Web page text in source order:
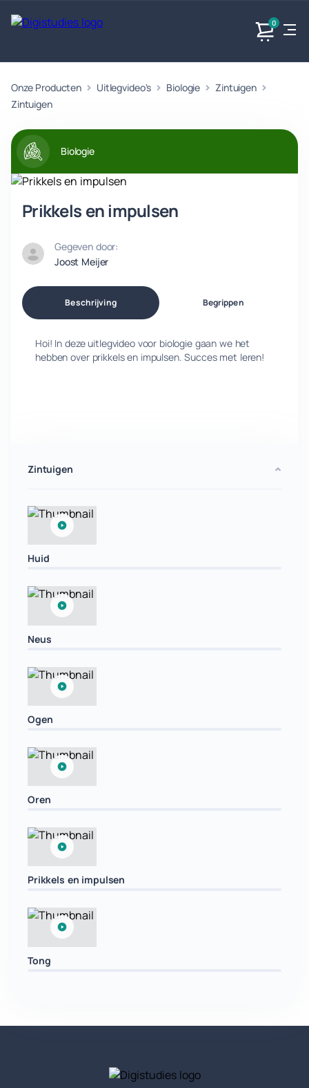
0
Exacte
vakken
Geen
vakken.
Taalvakken
vakken.
MaatschappijvakkenProducten
Onze Producten Uitlegvideo's Biologie
Zintuigen
Zintuigen
Biologie
Prikkels en impulsen
Gegeven door:
Joost Meijer
Beschrijving Begrippen
Hoi! In deze uitlegvideo voor biologie gaan we het
hebben over prikkels en impulsen. Succes met leren!
Zintuigen
Huid
Neus
Ogen
Oren
Prikkels en impulsen
Tong